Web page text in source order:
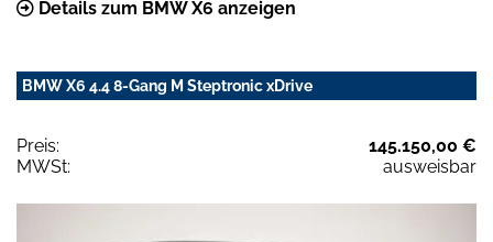
Details zum BMW X6 anzeigen
BMW X6 4.4 8-Gang M Steptronic xDrive
Preis:
145.150,00 €
MWSt:
ausweisbar